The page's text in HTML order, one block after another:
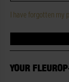
I have forgotten my
YOUR